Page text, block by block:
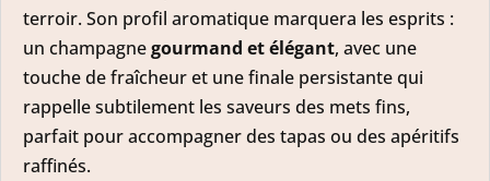
terroir. Son profil aromatique marquera les esprits :
un champagnegourmand et élégant, avec une
touche de fraîcheur et une finale persistante qui
rappelle subtilement les saveurs des mets fins,
parfait pour accompagner des tapas ou des apéritifs
raffinés.